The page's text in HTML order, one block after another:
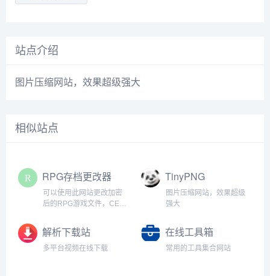
站点介绍
图片压缩网站，效果超级强大
相似站点
RPG存档更改器
可以使用此网站更改加密
后的RPG游戏文件，CE无
TinyPNG
图片压缩网站，效果超级
强大
解析下载站
多平台视频在线下载
在线工具箱
常用的工具集合网站